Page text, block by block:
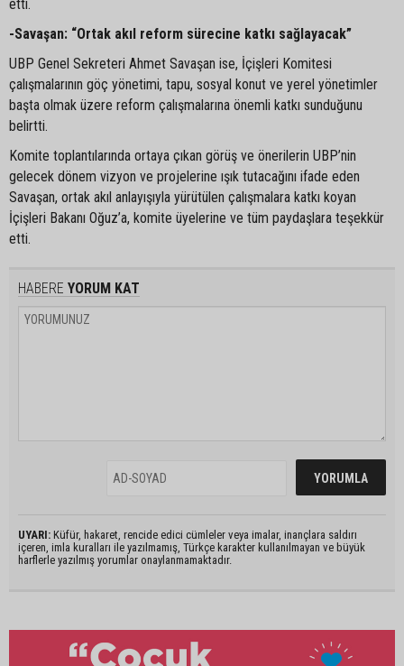
etti.
-Savaşan: “Ortak akıl reform sürecine katkı sağlayacak”
UBP Genel Sekreteri Ahmet Savaşan ise, İçişleri Komitesi
çalışmalarının göç yönetimi, tapu, sosyal konut ve yerel yönetimler
başta olmak üzere reform çalışmalarına önemli katkı sunduğunu
belirtti.
Komite toplantılarında ortaya çıkan görüş ve önerilerin UBP’nin
gelecek dönem vizyon ve projelerine ışık tutacağını ifade eden
Savaşan, ortak akıl anlayışıyla yürütülen çalışmalara katkı koyan
İçişleri Bakanı Oğuz’a, komite üyelerine ve tüm paydaşlara teşekkür
etti.
HABERE YORUM KAT
UYARI: Küfür, hakaret, rencide edici cümleler veya imalar, inançlara saldırı
içeren, imla kuralları ile yazılmamış, Türkçe karakter kullanılmayan ve büyük
harflerle yazılmış yorumlar onaylanmamaktadır.